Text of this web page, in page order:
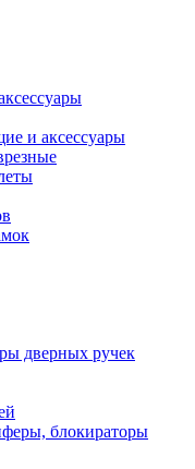
и аксессуары
дверных ручек
блокираторы